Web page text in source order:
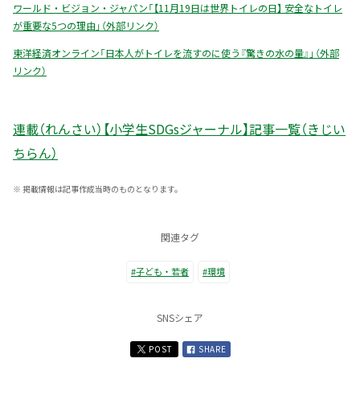
ワールド・ビジョン・ジャパン「【11月19日は世界トイレの日】 安全なトイレ
が重要な5つの理由」（外部リンク）
東洋経済オンライン「日本人がトイレを流すのに使う『驚きの水の量』」（外部
リンク）
連載（れんさい）【小学生SDGsジャーナル】記事一覧（きじい
ちらん）
※ 掲載情報は記事作成当時のものとなります。
関連タグ
#子ども・若者 #環境
SNSシェア
POST SHARE